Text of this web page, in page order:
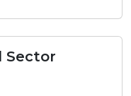
Sector